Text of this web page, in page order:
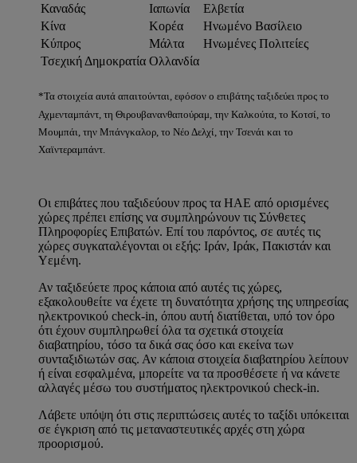
Καναδάς
Ιαπωνία
Ελβετία
Κίνα
Κορέα
Ηνωμένο Βασίλειο
Κύπρος
Μάλτα
Ηνωμένες Πολιτείες
Τσεχική Δημοκρατία Ολλανδία
*Τα στοιχεία αυτά απαιτούνται, εφόσον ο επιβάτης ταξιδεύει προς το
Αχμενταμπάντ, τη Θιρουβανανθαπούραμ, την Καλκούτα, το Κοτσί, το
Μουμπάι, την Μπάνγκαλoρ, το Νέο Δελχί, την Τσενάι και το
Χαϊντεραμπάντ.
Οι επιβάτες που ταξιδεύουν προς τα ΗΑΕ από ορισμένες
χώρες πρέπει επίσης να συμπληρώνουν τις Σύνθετες
Πληροφορίες Επιβατών. Επί του παρόντος, σε αυτές τις
χώρες συγκαταλέγονται οι εξής: Ιράν, Ιράκ, Πακιστάν και
Υεμένη.
Αν ταξιδεύετε προς κάποια από αυτές τις χώρες,
εξακολουθείτε να έχετε τη δυνατότητα χρήσης της υπηρεσίας
ηλεκτρονικού check-in, όπου αυτή διατίθεται, υπό τον όρο
ότι έχουν συμπληρωθεί όλα τα σχετικά στοιχεία
διαβατηρίου, τόσο τα δικά σας όσο και εκείνα των
συνταξιδιωτών σας. Αν κάποια στοιχεία διαβατηρίου λείπουν
ή είναι εσφαλμένα, μπορείτε να τα προσθέσετε ή να κάνετε
αλλαγές μέσω του συστήματος ηλεκτρονικού check-in.
Λάβετε υπόψη ότι στις περιπτώσεις αυτές το ταξίδι υπόκειται
σε έγκριση από τις μεταναστευτικές αρχές στη χώρα
προορισμού.